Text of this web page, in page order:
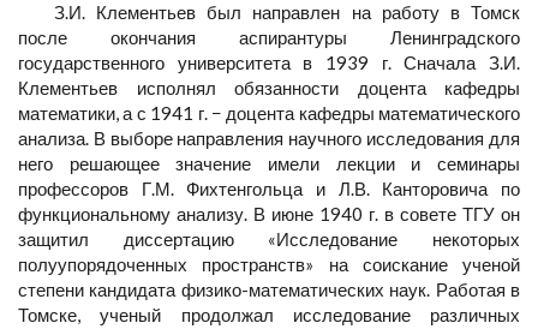
З.И. Клементьев был направлен на работу в Томск
после окончания аспирантуры Ленинградского
государственного университета в 1939 г. Сначала З.И.
Клементьев исполнял обязанности доцента кафедры
математики, а с 1941 г. − доцента кафедры математического
анализа. В выборе направления научного исследования для
него решающее значение имели лекции и семинары
профессоров Г.М. Фихтенгольца и Л.В. Канторовича по
функциональному анализу. В июне 1940 г. в совете ТГУ он
защитил диссертацию «Исследование некоторых
полуупорядоченных пространств» на соискание ученой
степени кандидата физико-математических наук. Работая в
Томске, ученый продолжал исследование различных